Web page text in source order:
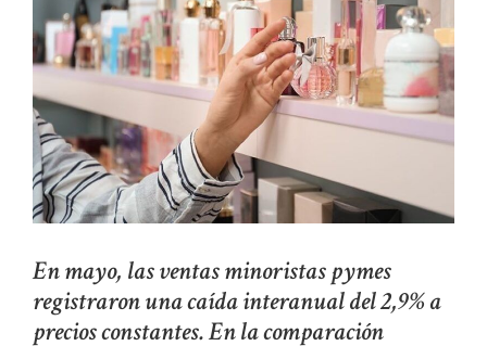
En mayo, las ventas minoristas pymes
registraron una caída interanual del 2,9% a
precios constantes. En la comparación